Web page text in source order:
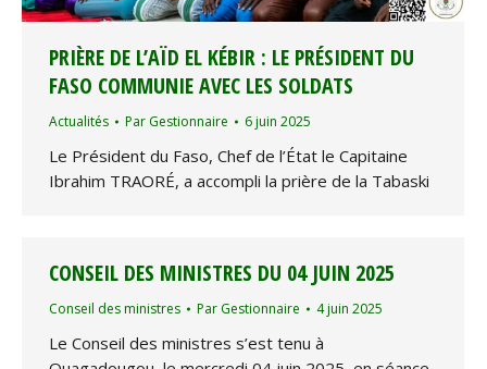
PRIÈRE DE L’AÏD EL KÉBIR : LE PRÉSIDENT DU
FASO COMMUNIE AVEC LES SOLDATS
Actualités Par Gestionnaire 6 juin 2025
Le Président du Faso, Chef de l’État le Capitaine
Ibrahim TRAORÉ, a accompli la prière de la Tabaski
CONSEIL DES MINISTRES DU 04 JUIN 2025
Conseil des ministres Par Gestionnaire 4 juin 2025
Le Conseil des ministres s’est tenu à